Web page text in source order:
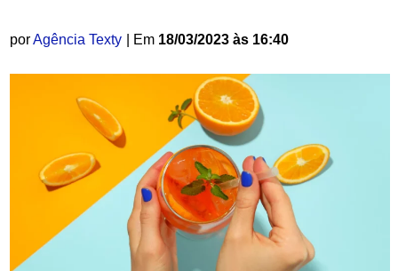
porAgência Texty | Em 18/03/2023 às 16:40